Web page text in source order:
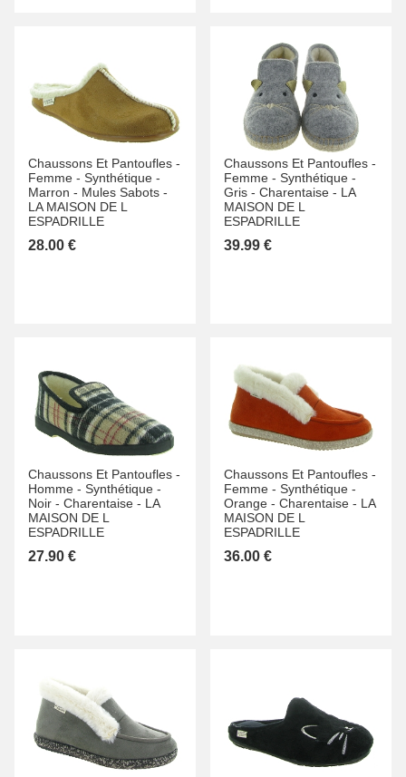
Chaussons Et Pantoufles -
Femme - Synthétique -
Marron - Mules Sabots -
LA MAISON DE L
ESPADRILLE
28.00 €
Chaussons Et Pantoufles -
Femme - Synthétique -
Gris - Charentaise - LA
MAISON DE L
ESPADRILLE
39.99 €
Chaussons Et Pantoufles -
Homme - Synthétique -
Noir - Charentaise - LA
MAISON DE L
ESPADRILLE
27.90 €
Chaussons Et Pantoufles -
Femme - Synthétique -
Orange - Charentaise - LA
MAISON DE L
ESPADRILLE
36.00 €